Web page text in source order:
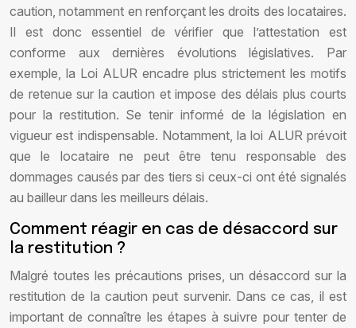
caution, notamment en renforçant les droits des locataires.
Il est donc essentiel de vérifier que l’attestation est
conforme aux dernières évolutions législatives. Par
exemple, la Loi ALUR encadre plus strictement les motifs
de retenue sur la caution et impose des délais plus courts
pour la restitution. Se tenir informé de la législation en
vigueur est indispensable. Notamment, la loi ALUR prévoit
que le locataire ne peut être tenu responsable des
dommages causés par des tiers si ceux-ci ont été signalés
au bailleur dans les meilleurs délais.
Comment réagir en cas de désaccord sur
la restitution ?
Malgré toutes les précautions prises, un désaccord sur la
restitution de la caution peut survenir. Dans ce cas, il est
important de connaître les étapes à suivre pour tenter de